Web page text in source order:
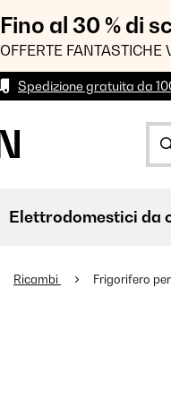
Fino al 30 % di
OFFERTE FANTASTICHE
Spedizione gratuita da
Elettrodomestici da
Ricambi Frigorifero